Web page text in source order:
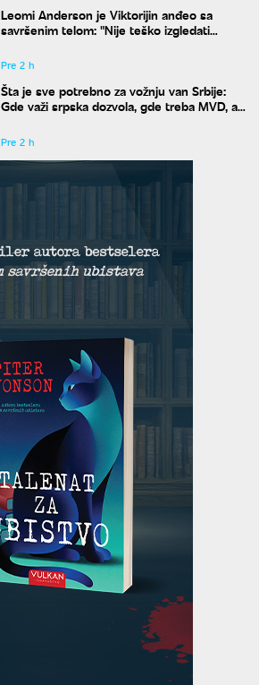
Leomi Anderson je Viktorijin anđeo sa
savršenim telom: "Nije teško izgledati
Pre 2 h
Šta je sve potrebno za vožnju van Srbije:
Gde važi srpska dozvola, gde treba MVD, a
Pre 2 h